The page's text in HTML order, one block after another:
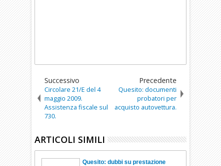
Successivo
Circolare 21/E del 4
maggio 2009.
Assistenza fiscale sul
730.
Precedente
Quesito: documenti
probatori per
acquisto autovettura.
ARTICOLI SIMILI
Quesito: dubbi su prestazione